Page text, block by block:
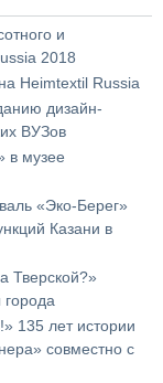
и
2018
Heimtextil Russia
дизайн-
ВУЗов
в музее
«Эко-Берег»
Казани в
Тверской?»
135 лет истории
совместно с